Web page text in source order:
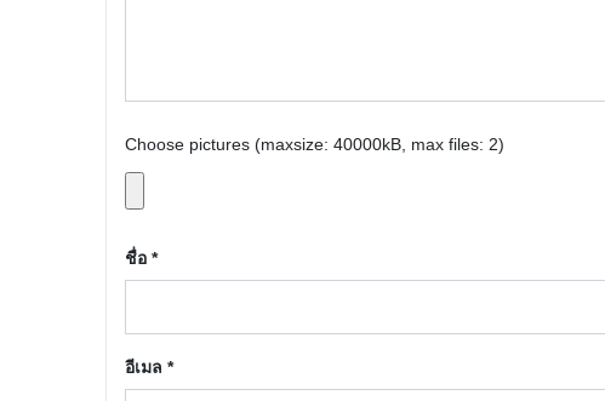
Choose pictures (maxsize: 40000kB, max files: 2)
ชื่อ *
อีเมล *